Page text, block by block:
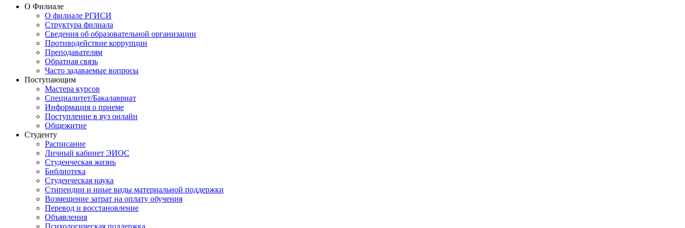
О Филиале
О филиале РГИСИ
Структура филиала
Сведения об образовательной организации
Противодействие коррупции
Преподавателям
Обратная связь
Часто задаваемые вопросы
Поступающим
Мастера курсов
Специалитет/Бакалавриат
Информация о приеме
Поступление в вуз онлайн
Общежитие
Студенту
Расписание
Личный кабинет ЭИОС
Студенческая жизнь
Библиотека
Студенческая наука
Стипендии и иные виды материальной поддержки
Возмещение затрат на оплату обучения
Перевод и восстановление
Объявления
Психологическая поддержка